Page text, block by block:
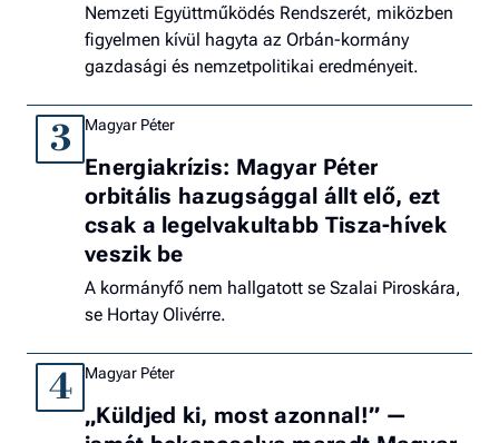
Nemzeti Együttműködés Rendszerét, miközben
figyelmen kívül hagyta az Orbán-kormány
gazdasági és nemzetpolitikai eredményeit.
3 Magyar Péter
Energiakrízis: Magyar Péter
orbitális hazugsággal állt elő, ezt
csak a legelvakultabb Tisza-hívek
veszik be
A kormányfő nem hallgatott se Szalai Piroskára,
se Hortay Olivérre.
4 Magyar Péter
„Küldjed ki, most azonnal!” —